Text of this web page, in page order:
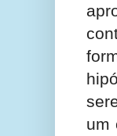
um